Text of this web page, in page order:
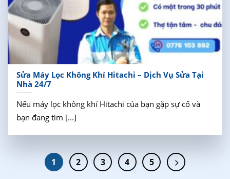
Sửa Máy Lọc Không Khí Hitachi – Dịch Vụ Sửa Tại
Nhà 24/7
Nếu máy lọc không khí Hitachi của bạn gặp sự cố và
bạn đang tìm [...]
1 2 3 4 5